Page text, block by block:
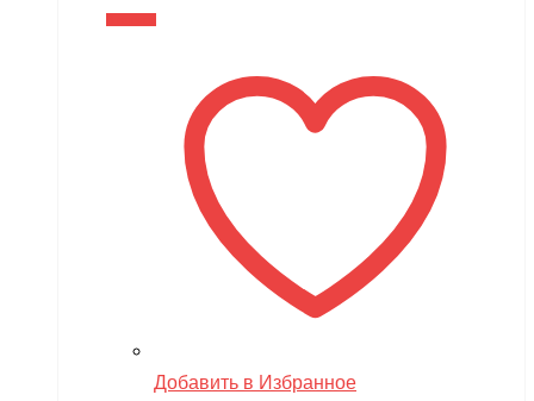
Добавить в Избранное